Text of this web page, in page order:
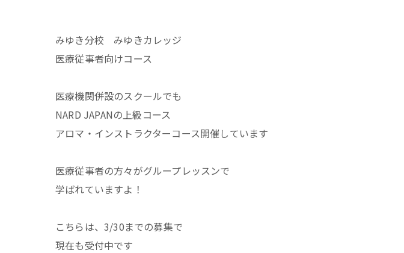
みゆき分校 みゆきカレッジ
医療従事者向けコース
医療機関併設のスクールでも
NARD JAPANの上級コース
アロマ・インストラクターコース開催しています
医療従事者の方々がグループレッスンで
学ばれていますよ！
こちらは、3/30までの募集で
現在も受付中です